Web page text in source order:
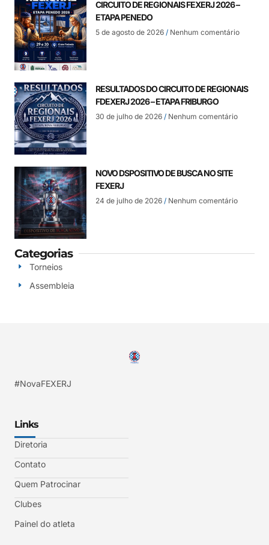
CIRCUITO DE REGIONAIS FEXERJ 2026 –
ETAPA PENEDO
5 de agosto de 2026 Nenhum comentário
RESULTADOS DO CIRCUITO DE REGIONAIS
FDEXERJ 2026 – ETAPA FRIBURGO
30 de julho de 2026 Nenhum comentário
NOVO DSPOSITIVO DE BUSCA NO SITE
FEXERJ
24 de julho de 2026 Nenhum comentário
Categorias
Torneios
Assembleia
#NovaFEXERJ
Links
Diretoria
Contato
Quem Patrocinar
Clubes
Painel do atleta